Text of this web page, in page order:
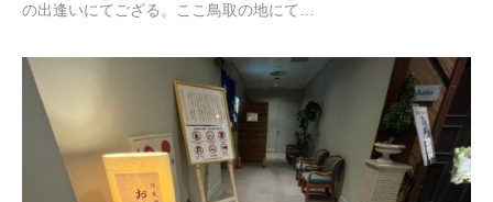
の出逢いにてござる。ここ鳥取の地にて…